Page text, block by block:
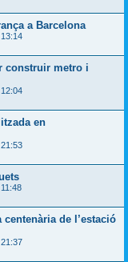
a Barcelona
construir metro i
en
de l’estació